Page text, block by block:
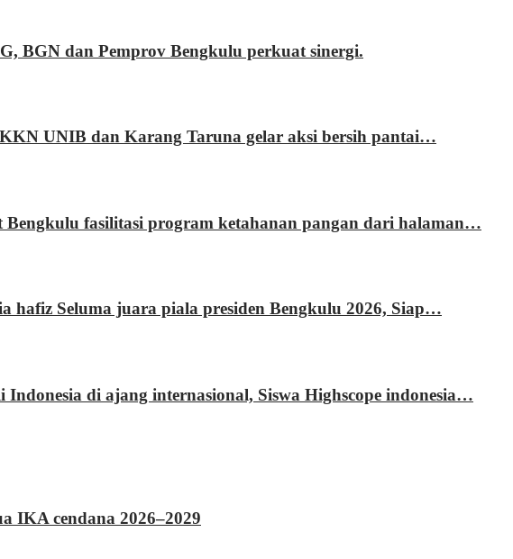
BGN dan Pemprov Bengkulu perkuat sinergi.
UNIB dan Karang Taruna gelar aksi bersih pantai…
Bengkulu fasilitasi program ketahanan pangan dari halaman…
hafiz Seluma juara piala presiden Bengkulu 2026, Siap…
di ajang internasional, Siswa Highscope indonesia…
IKA cendana 2026–2029